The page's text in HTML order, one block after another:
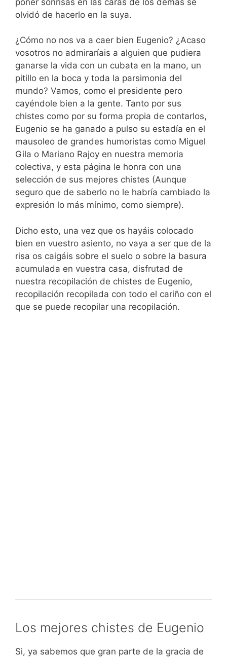
olvidó de hacerlo en la suya.
¿Cómo no nos va a caer bien Eugenio? ¿Acaso
vosotros no admiraríais a alguien que pudiera
ganarse la vida con un cubata en la mano, un
pitillo en la boca y toda la parsimonia del
mundo? Vamos, como el presidente pero
cayéndole bien a la gente. Tanto por sus
chistes como por su forma propia de contarlos,
Eugenio se ha ganado a pulso su estadía en el
mausoleo de grandes humoristas como Miguel
Gila o Mariano Rajoy en nuestra memoria
colectiva, y esta página le honra con una
selección de sus mejores chistes (Aunque
seguro que de saberlo no le habría cambiado la
expresión lo más mínimo, como siempre).
Dicho esto, una vez que os hayáis colocado
bien en vuestro asiento, no vaya a ser que de la
risa os caigáis sobre el suelo o sobre la basura
acumulada en vuestra casa, disfrutad de
nuestra recopilación de chistes de Eugenio,
recopilación recopilada con todo el cariño con el
que se puede recopilar una recopilación.
Los mejores chistes de Eugenio
Si, ya sabemos que gran parte de la gracia de